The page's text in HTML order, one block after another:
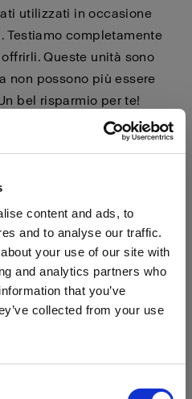
content and ads, to
and to analyse our traffic.
your use of our site with
and analytics partners who
that you’ve
collected from your use
tua location?
utilizzati in occasione
Testiamo completamente
Queste unità sono
non possono più essere
bel risparmio per te!
kit con accessori quali
è incluso nel kit.
demo è definitiva.
pulsante Acquista per
sconto verrà aggiunto
nota del fatto che i